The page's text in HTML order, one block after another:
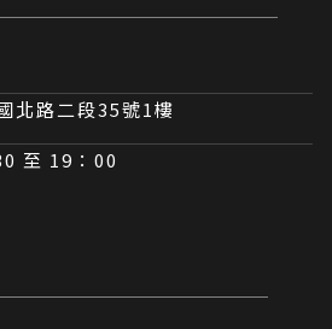
北路二段35號1樓
至 19：00